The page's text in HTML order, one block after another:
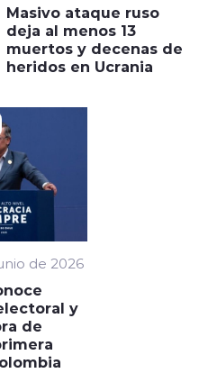
Masivo ataque ruso
deja al menos 13
muertos y decenas de
heridos en Ucrania
de 2026
y
de